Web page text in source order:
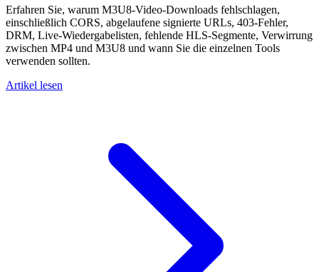
Erfahren Sie, warum M3U8-Video-Downloads fehlschlagen,
einschließlich CORS, abgelaufene signierte URLs, 403-Fehler,
DRM, Live-Wiedergabelisten, fehlende HLS-Segmente, Verwirrung
zwischen MP4 und M3U8 und wann Sie die einzelnen Tools
verwenden sollten.
Artikel lesen